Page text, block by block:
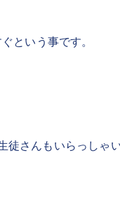
という事です。
さんもいらっしゃい